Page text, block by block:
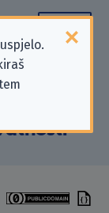
S.A.,
na